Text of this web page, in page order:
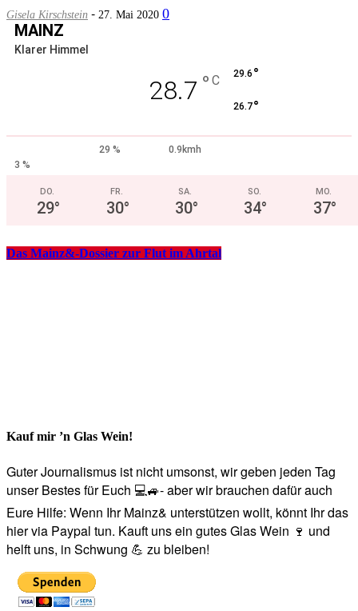
Gisela Kirschstein - 27. Mai 2020 0
MAINZ
Klarer Himmel
28.7 ° C 29.6 °
26.7°
29 %
0.9kmh
3 %
DO.
29°
FR.
30°
SA.
30°
SO.
34°
MO.
37°
Das Mainz&-Dossier zur Flut im Ahrtal
Kauf mir ’n Glas Wein!
Guter Journalismus ist nicht umsonst, wir geben jeden Tag
unser Bestes für Euch 💻🚙- aber wir brauchen dafür auch
Eure Hilfe: Wenn Ihr Mainz& unterstützen wollt, könnt Ihr das
hier via Paypal tun. Kauft uns ein gutes Glas Wein 🍷 und
helft uns, in Schwung 💪 zu bleiben!